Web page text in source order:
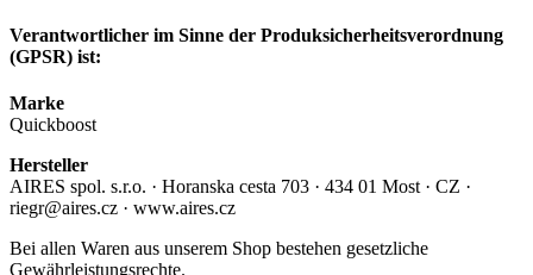
Verantwortlicher im Sinne der Produksicherheitsverordnung
(GPSR) ist:
Marke
Quickboost
Hersteller
AIRES spol. s.r.o. · Horanska cesta 703 · 434 01 Most · CZ ·
riegr@aires.cz · www.aires.cz
Bei allen Waren aus unserem Shop bestehen gesetzliche
Gewährleistungsrechte.